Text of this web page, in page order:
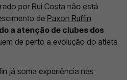
por Rui Costa não está
de Paxon Ruffin
a atenção de clubes dos
de perto a evolução do atleta
já soma experiência nas